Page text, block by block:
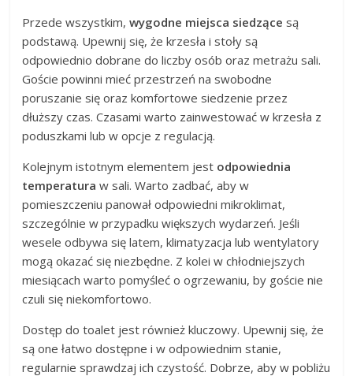
Przede wszystkim,wygodne miejsca siedzące są
podstawą. Upewnij się, że krzesła i stoły są
odpowiednio dobrane do liczby osób oraz metrażu sali.
Goście powinni mieć przestrzeń na swobodne
poruszanie się oraz komfortowe siedzenie przez
dłuższy czas. Czasami warto zainwestować w krzesła z
poduszkami lub w opcje z regulacją.
Kolejnym istotnym elementem jest odpowiednia
temperatura w sali. Warto zadbać, aby w
pomieszczeniu panował odpowiedni mikroklimat,
szczególnie w przypadku większych wydarzeń. Jeśli
wesele odbywa się latem, klimatyzacja lub wentylatory
mogą okazać się niezbędne. Z kolei w chłodniejszych
miesiącach warto pomyśleć o ogrzewaniu, by goście nie
czuli się niekomfortowo.
Dostęp do toalet jest również kluczowy. Upewnij się, że
są one łatwo dostępne i w odpowiednim stanie,
regularnie sprawdzaj ich czystość. Dobrze, aby w pobliżu